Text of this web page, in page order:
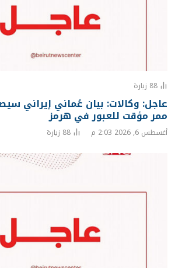
88 زيارة
عاجل: وكالات: بيان عُماني إيراني
ممر مؤقت للعبور في هرمز
أغسطس 6, 2026 2:03 م 88 زيارة